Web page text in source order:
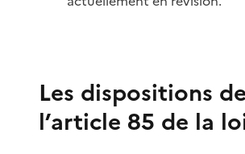
Les dispositions de
l’article 85 de la